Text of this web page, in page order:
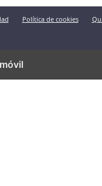
Política de cookies